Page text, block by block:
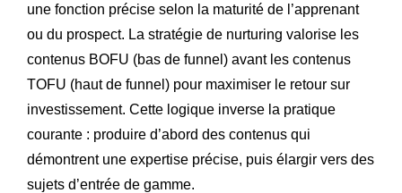
une fonction précise selon la maturité de l’apprenant
ou du prospect. La stratégie de nurturing valorise les
contenus BOFU (bas de funnel) avant les contenus
TOFU (haut de funnel) pour maximiser le retour sur
investissement. Cette logique inverse la pratique
courante : produire d’abord des contenus qui
démontrent une expertise précise, puis élargir vers des
sujets d’entrée de gamme.